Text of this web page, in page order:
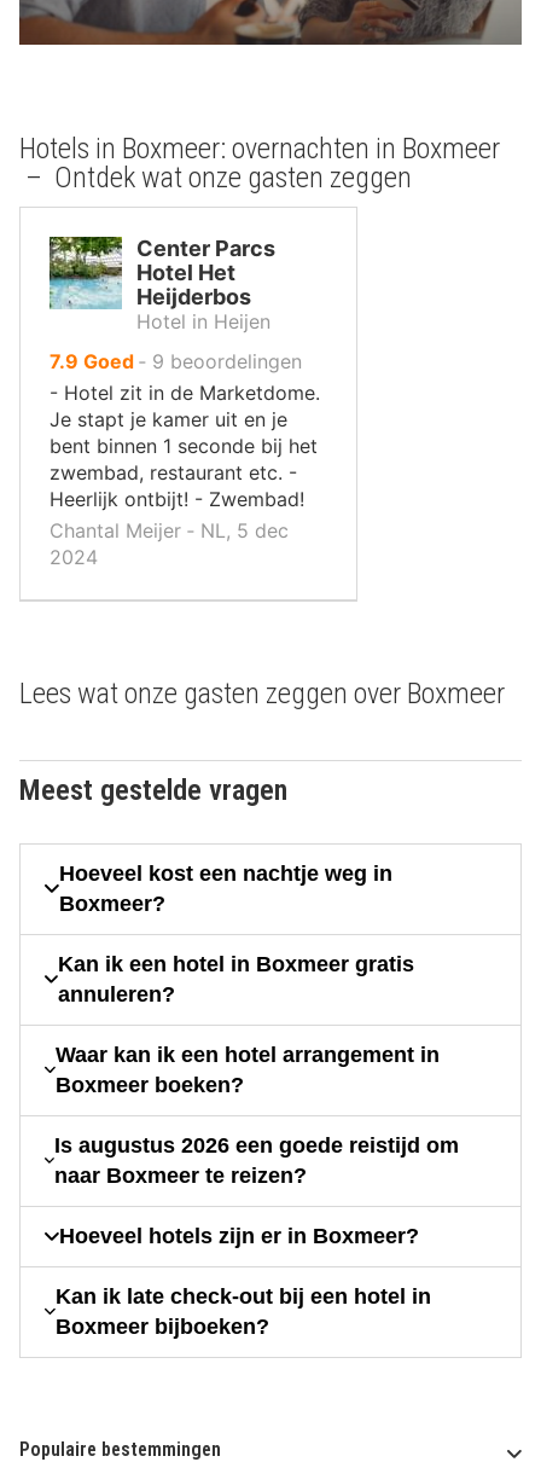
Hotels in Boxmeer: overnachten in Boxmeer
– Ontdek wat onze gasten zeggen
Center Parcs
Hotel Het
Heijderbos
Hotel in Heijen
7.9 uit
10
,
Goed ‐ 9 beoordelingen
- Hotel zit in de Marketdome.
Je stapt je kamer uit en je
bent binnen 1 seconde bij het
zwembad, restaurant etc. -
Heerlijk ontbijt! - Zwembad!
Chantal Meijer ‐ NL, 5 dec
2024
Lees wat onze gasten zeggen over Boxmeer
Meest gestelde vragen
Hoeveel kost een nachtje weg in
Boxmeer?
Kan ik een hotel in Boxmeer gratis
annuleren?
Waar kan ik een hotel arrangement in
Boxmeer boeken?
Is augustus 2026 een goede reistijd om
naar Boxmeer te reizen?
Hoeveel hotels zijn er in Boxmeer?
Kan ik late check-out bij een hotel in
Boxmeer bijboeken?
Populaire bestemmingen